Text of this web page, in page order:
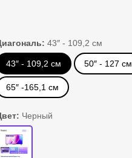
43″ - 109,2 см
43″ - 109,2 см 50″ - 127 см
65″ -165,1 см
Черный